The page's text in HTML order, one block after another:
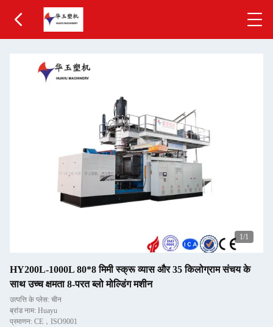
1/1
HY200L-1000L 80*8 मिमी स्क्रू व्यास और 35 किलोग्राम संचय के
साथ उच्च क्षमता 8-परत ब्लो मोल्डिंग मशीन
उत्पत्ति के प्लेस: चीन
ब्रांड नाम: Huayu
प्रमाणन: CE，ISO9001